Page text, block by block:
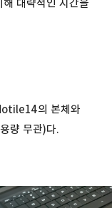
대략적인 시간을
의 본체와
량 무관)다.